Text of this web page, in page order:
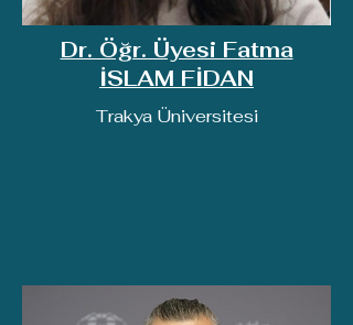
Dr. Öğr. Üyesi Fatma
İSLAM FİDAN
Trakya Üniversitesi